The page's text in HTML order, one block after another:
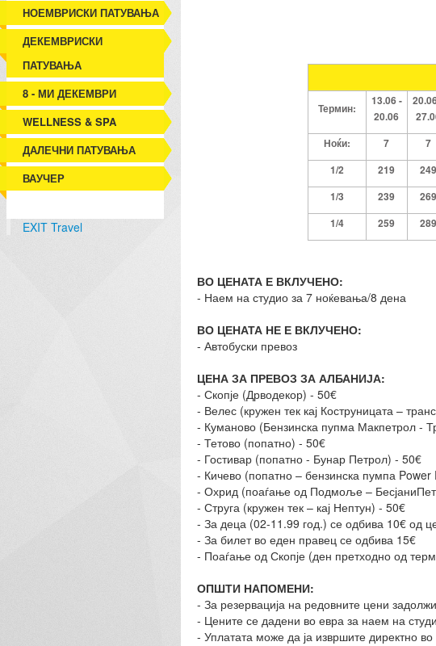
НОЕМВРИСКИ ПАТУВАЊА
ДЕКЕМВРИСКИ
ПАТУВАЊА
8 - МИ ДЕКЕМВРИ
WELLNESS & SPA
ДАЛЕЧНИ ПАТУВАЊА
ВАУЧЕР
EXIT Travel
Термин:
13.06 -
20.06
Ноќи:
7 7
1/2
219 249
1/3
239 269
1/4
259 289
ВО ЦЕНАТА Е ВКЛУЧЕНО:
- Наем на студио за 7 ноќевања/8 дена
ВО ЦЕНАТА НЕ Е ВКЛУЧЕНО:
- Автобуски превоз
ЦЕНА ЗА ПРЕВОЗ ЗА АЛБАНИЈА:
- Скопје (Дрводекор) - 50€
- Велес (кружен тек кај Коструницата –
- Куманово (Бензинска пупма Макпетрол -
- Тетово (попатно) - 50€
- Гостивар (попатно - Бунар Петрол) - 50€
- Кичево (попатно – бензинска пумпа
- Охрид (поаѓање од Подмоље –
- Струга (кружен тек – кај Нептун) - 50€
- За деца (02-11.99 год.) се одбива 10€ од
- За билет во еден правец се одбива 15€
- Поаѓање од Скопје (ден претходно од
ОПШТИ НАПОМЕНИ:
- За резервација на редовните цени
- Цените се дадени во евра за наем на
- Уплатата може да ја извршите директно